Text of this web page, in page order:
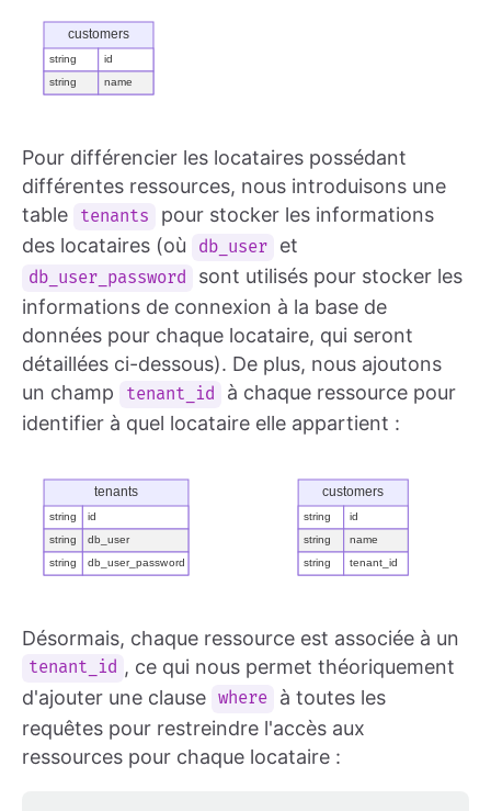
Pour différencier les locataires possédant
différentes ressources, nous introduisons une
table
tenants
pour stocker les informations
des locataires (où
db_user et
db_user_password
sont utilisés pour stocker les
informations de connexion à la base de
données pour chaque locataire, qui seront
détaillées ci-dessous). De plus, nous ajoutons
un champ
tenant_id
à chaque ressource pour
identifier à quel locataire elle appartient :
Désormais, chaque ressource est associée à un
tenant_id , ce qui nous permet théoriquement
d'ajouter une clause where
à toutes les
requêtes pour restreindre l'accès aux
ressources pour chaque locataire :